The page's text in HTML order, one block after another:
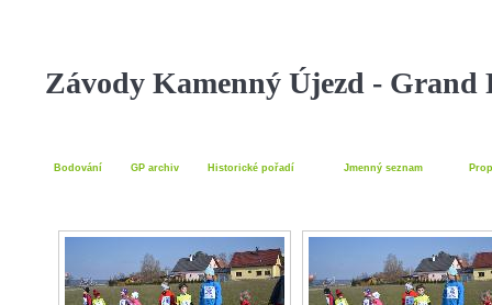
Závody Kamenný Újezd -
Bodování GP archiv Historické pořadí Jmenný seznam